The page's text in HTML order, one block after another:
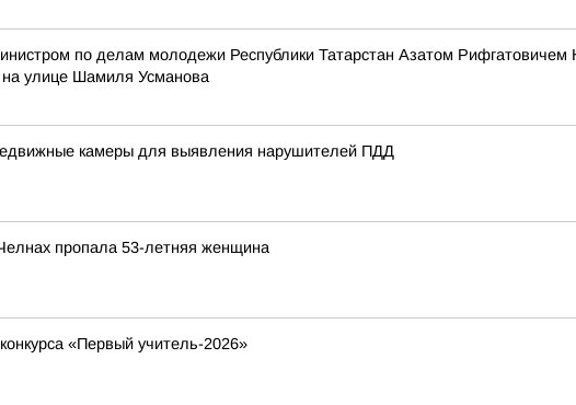
по делам молодежи Республики Татарстан Азатом Рифгатовичем
улице Шамиля Усманова
камеры для выявления нарушителей ПДД
пропала 53-летняя женщина
«Первый учитель-2026»